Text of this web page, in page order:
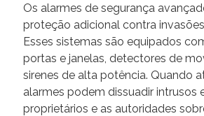
Os alarmes de segurança
proteção adicional contra
Esses sistemas são equipados
portas e janelas, detectores de
sirenes de alta potência. Quando
alarmes podem dissuadir intrusos
proprietários e as autoridades